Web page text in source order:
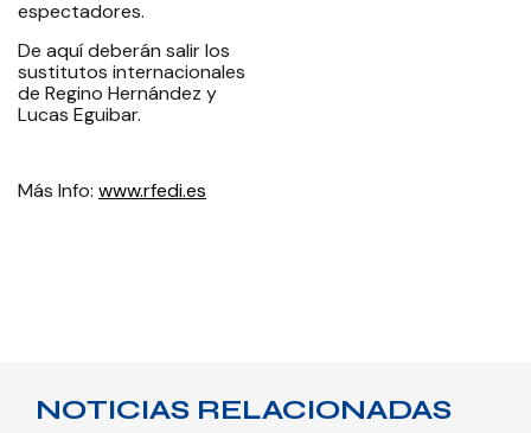
espectadores.
De aquí deberán salir los
sustitutos internacionales
de Regino Hernández y
Lucas Eguibar.
Más Info: www.rfedi.es
NOTICIAS RELACIONADAS